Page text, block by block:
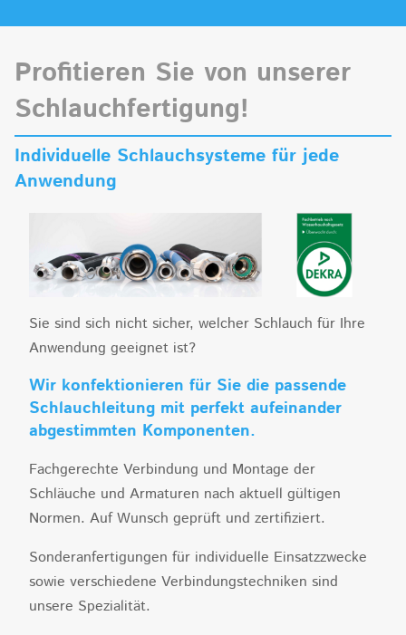
Profitieren Sie von unserer
Schlauchfertigung!
Individuelle Schlauchsysteme für jede
Anwendung
Sie sind sich nicht sicher, welcher Schlauch für Ihre
Anwendung geeignet ist?
Wir konfektionieren für Sie die passende
Schlauchleitung mit perfekt aufeinander
abgestimmten Komponenten.
Fachgerechte Verbindung und Montage der
Schläuche und Armaturen nach aktuell gültigen
Normen. Auf Wunsch geprüft und zertifiziert.
Sonderanfertigungen für individuelle Einsatzzwecke
sowie verschiedene Verbindungstechniken sind
unsere Spezialität.